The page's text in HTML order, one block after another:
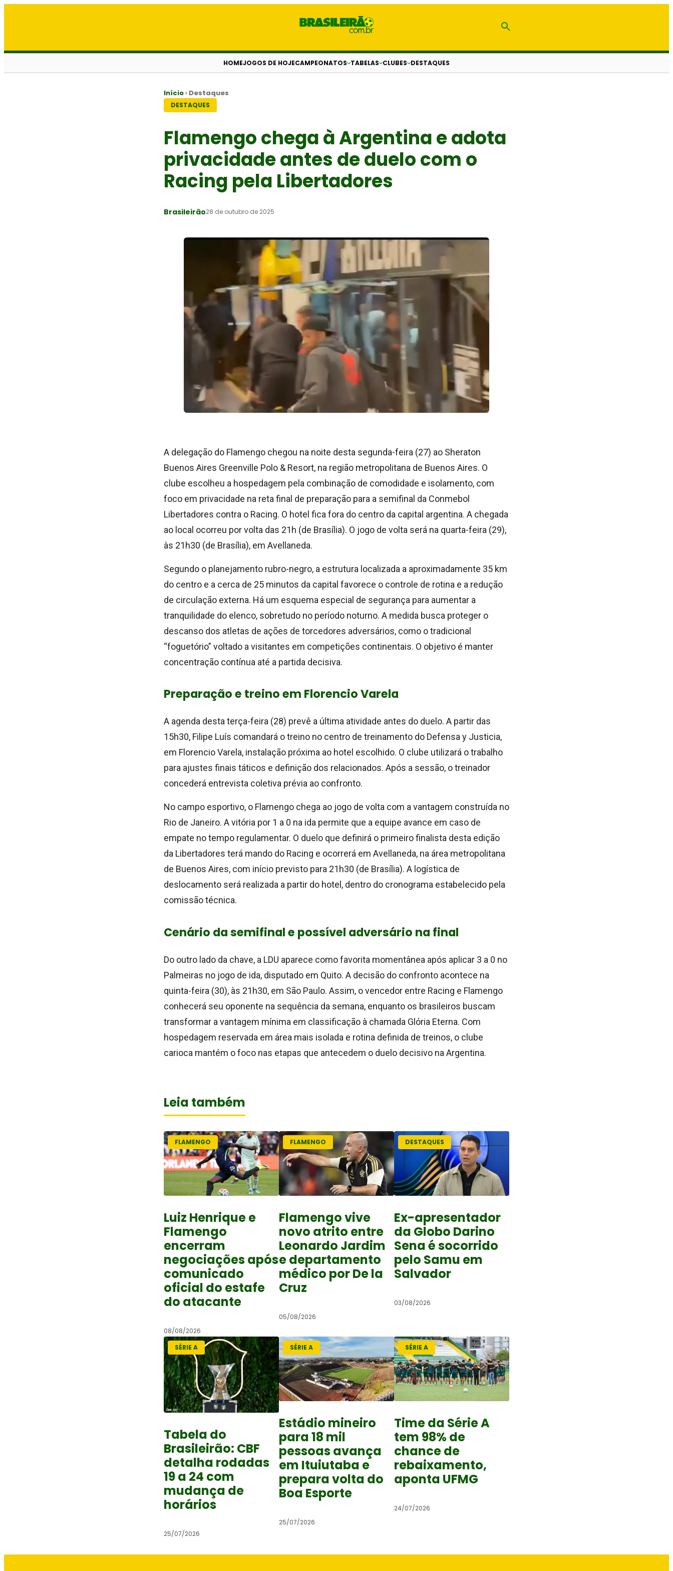
HOMEJOGOS DE HOJECAMPEONATOS TABELAS CLUBES DESTAQUES
Início › Destaques
DESTAQUES
Flamengo chega à Argentina e adota
privacidade antes de duelo com o
Racing pela Libertadores
Brasileirão28 de outubro de 2025
A delegação do Flamengo chegou na noite desta segunda-feira (27) ao Sheraton
Buenos Aires Greenville Polo & Resort, na região metropolitana de Buenos Aires. O
clube escolheu a hospedagem pela combinação de comodidade e isolamento, com
foco em privacidade na reta final de preparação para a semifinal da Conmebol
Libertadores contra o Racing. O hotel fica fora do centro da capital argentina. A chegada
ao local ocorreu por volta das 21h (de Brasília). O jogo de volta será na quarta-feira (29),
às 21h30 (de Brasília), em Avellaneda.
Segundo o planejamento rubro-negro, a estrutura localizada a aproximadamente 35 km
do centro e a cerca de 25 minutos da capital favorece o controle de rotina e a redução
de circulação externa. Há um esquema especial de segurança para aumentar a
tranquilidade do elenco, sobretudo no período noturno. A medida busca proteger o
descanso dos atletas de ações de torcedores adversários, como o tradicional
“foguetório” voltado a visitantes em competições continentais. O objetivo é manter
concentração contínua até a partida decisiva.
Preparação e treino em Florencio Varela
A agenda desta terça-feira (28) prevê a última atividade antes do duelo. A partir das
15h30, Filipe Luís comandará o treino no centro de treinamento do Defensa y Justicia,
em Florencio Varela, instalação próxima ao hotel escolhido. O clube utilizará o trabalho
para ajustes finais táticos e definição dos relacionados. Após a sessão, o treinador
concederá entrevista coletiva prévia ao confronto.
No campo esportivo, o Flamengo chega ao jogo de volta com a vantagem construída no
Rio de Janeiro. A vitória por 1 a 0 na ida permite que a equipe avance em caso de
empate no tempo regulamentar. O duelo que definirá o primeiro finalista desta edição
da Libertadores terá mando do Racing e ocorrerá em Avellaneda, na área metropolitana
de Buenos Aires, com início previsto para 21h30 (de Brasília). A logística de
deslocamento será realizada a partir do hotel, dentro do cronograma estabelecido pela
comissão técnica.
Cenário da semifinal e possível adversário na final
Do outro lado da chave, a LDU aparece como favorita momentânea após aplicar 3 a 0 no
Palmeiras no jogo de ida, disputado em Quito. A decisão do confronto acontece na
quinta-feira (30), às 21h30, em São Paulo. Assim, o vencedor entre Racing e Flamengo
conhecerá seu oponente na sequência da semana, enquanto os brasileiros buscam
transformar a vantagem mínima em classificação à chamada Glória Eterna. Com
hospedagem reservada em área mais isolada e rotina definida de treinos, o clube
carioca mantém o foco nas etapas que antecedem o duelo decisivo na Argentina.
Leia também
FLAMENGO
Luiz Henrique e
Flamengo
encerram
negociações após
comunicado
oficial do estafe
do atacante
08/08/2026
FLAMENGO
Flamengo vive
novo atrito entre
Leonardo Jardim
e departamento
médico por De la
Cruz
05/08/2026
DESTAQUES
Ex-apresentador
da Globo Darino
Sena é socorrido
pelo Samu em
Salvador
03/08/2026
SÉRIE A
Tabela do
Brasileirão: CBF
detalha rodadas
19 a 24 com
mudança de
horários
25/07/2026
SÉRIE A
Estádio mineiro
para 18 mil
pessoas avança
em Ituiutaba e
prepara volta do
Boa Esporte
25/07/2026
SÉRIE A
Time da Série A
tem 98% de
chance de
rebaixamento,
aponta UFMG
24/07/2026